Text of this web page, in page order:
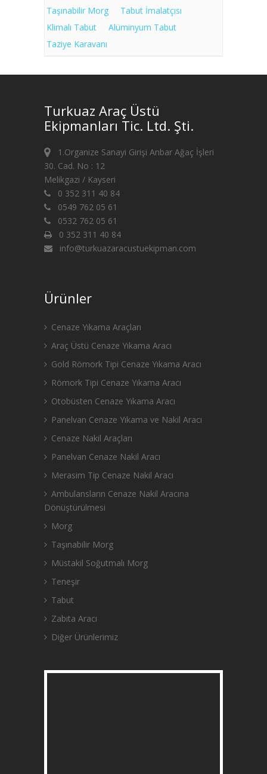
Taşınabilir Morg
Tabut İmalatçısı
Klimalı Tabut
Alüminyum Tabut
Taziye Karavanı
Turkuaz Araç Üstü
Ekipmanları Tic. Ltd. Şti.
1.Organize Sanayi Girişi Anbar Ağaç İşleri
30. Cad. No : 12
Melikgazi / Kayseri
0 352 311 40 84
0549 762 05 61
0532 762 05 61
0 352 311 40 84
info@turkuazaracustuekipman.com
Ürünler
Cenaze Yıkama Araçları
Araç Üstü Cenaze Yıkama Aracı
Gold Römork Tipi Cenaze Yıkama Aracı
Römork Tipi Cenaze Yıkama Aracı
Otobüsten Cenaze Yıkama Aracı
Panelvan Cenaze Yıkama ve Nakil Aracı
Cenaze Nakil Araçları
Panelvan Cenaze Nakil Aracı
Merasim Tip Cenaze Nakil Aracı
Ambulansların Cenaze Nakil Aracına
Dönüştürülmesi
Morg
Taşınabilir Morg
Müstakil Soğutmalı Morg
Teneşir
Tabut
Zabıta Aracı
Diğer Ürünlerimiz